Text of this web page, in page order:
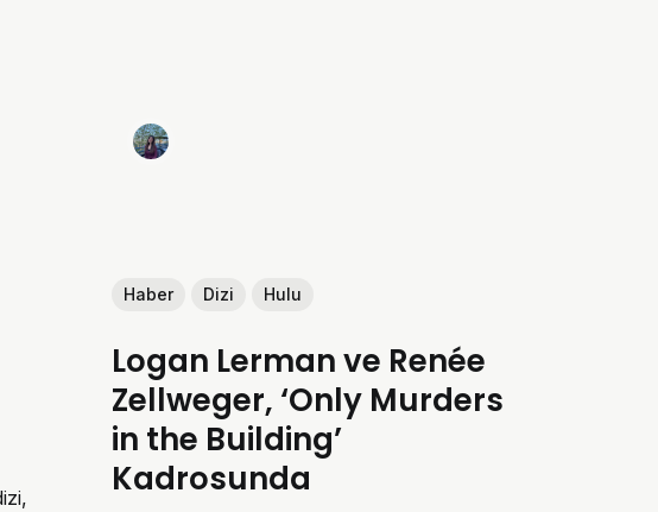
Haber Dizi Hulu
Logan Lerman ve Renée
Zellweger, ‘Only Murders
in the Building’
Kadrosunda